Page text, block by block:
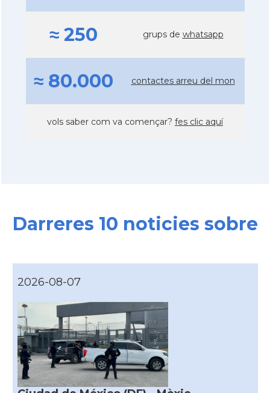
≈ 250 grups de whatsapp
≈ 80.000 contactes arreu del mon
vols saber com va començar? fes clic aquí
Darreres 10 noticies sobre
2026-08-07